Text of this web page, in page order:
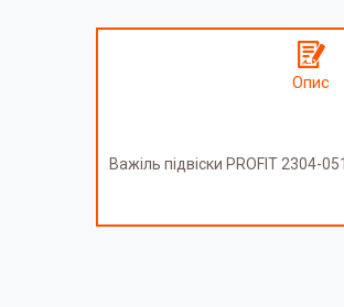
Опис
Важіль підвіски PROFIT 2304-